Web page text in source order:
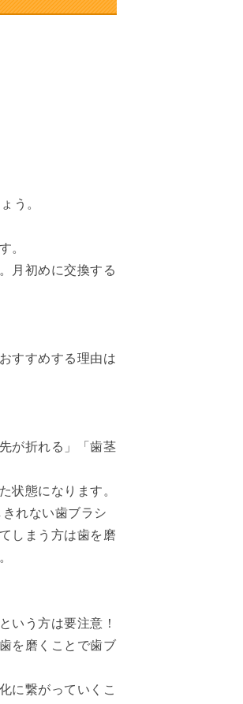
う。
。
月初めに交換する
すすめする理由は
が折れる」「歯茎
状態になります。
れない歯ブラシ
しまう方は歯を磨
いう方は要注意！
を磨くことで歯ブ
に繋がっていくこ